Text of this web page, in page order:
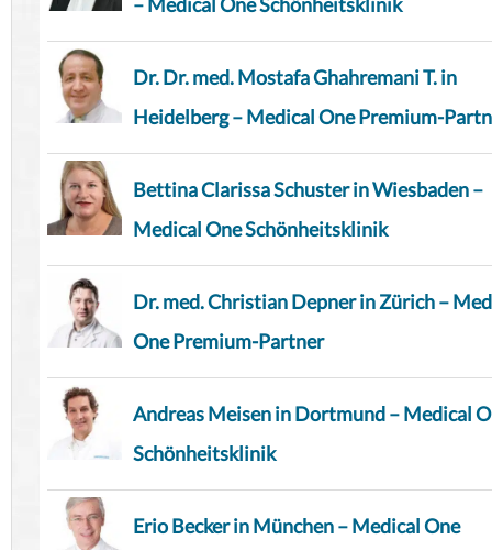
Dr. Dr. med. Mostafa Ghahremani T. in
Heidelberg – Medical One Premium-
Bettina Clarissa Schuster in Wiesbaden –
Medical One Schönheitsklinik
Dr. med. Christian Depner in Zürich –
One Premium-Partner
Andreas Meisen in Dortmund – Medical
Schönheitsklinik
Erio Becker in München – Medical One